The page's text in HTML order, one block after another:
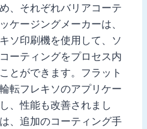
、それぞれバリアコーテ
ケージングメーカーは、
ソ印刷機を使用して、ソ
ーティングをプロセス内
とができます。フラット
転フレキソのアプリケー
、性能も改善されまし
、追加のコーティング手